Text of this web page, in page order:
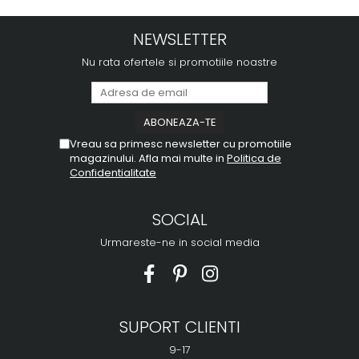
NEWSLETTER
Nu rata ofertele si promotiile noastre
Vreau sa primesc newsletter cu promotiile
magazinului. Afla mai multe in Politica de
Confidentialitate
SOCIAL
Urmareste-ne in social media
SUPORT CLIENTI
9-17